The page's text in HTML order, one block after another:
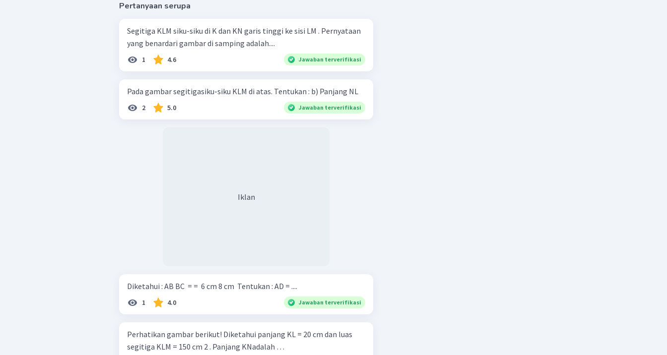
Pertanyaan serupa
Segitiga KLM siku-siku di K dan KN garis tinggi ke sisi LM . Pernyataan
yang benardari gambar di samping adalah....
1 4.6 Jawaban terverifikasi
Pada gambar segitigasiku-siku KLM di atas. Tentukan : b) Panjang NL
2 5.0 Jawaban terverifikasi
Iklan
Diketahui : AB BC ​ = = ​ 6 cm 8 cm ​ Tentukan : AD = ....
1 4.0 Jawaban terverifikasi
Perhatikan gambar berikut! Diketahui panjang KL = 20 cm dan luas
segitiga KLM = 150 cm 2 . Panjang KNadalah …